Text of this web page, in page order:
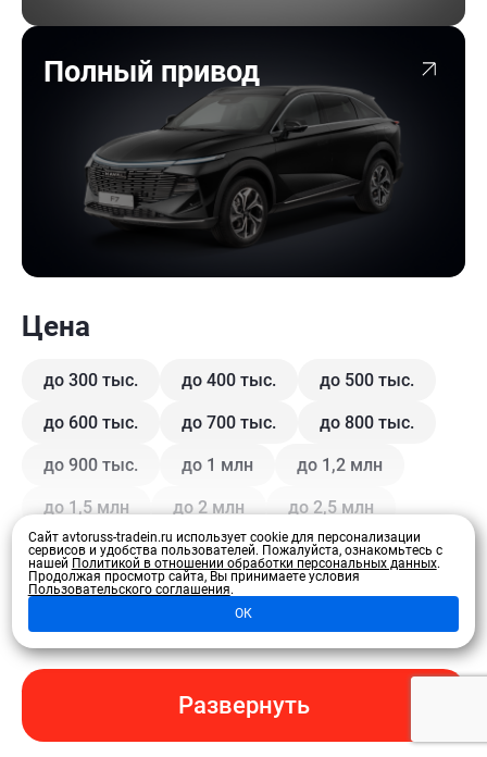
Полный привод
Цена
до 300 тыс. до 400 тыс. до 500 тыс.
до 600 тыс. до 700 тыс. до 800 тыс.
до 900 тыс. до 1 млн до 1,2 млн
до 1,5 млн до 2 млн до 2,5 млн
до 3 млн до 3,5 млн до 4 млн
Кузов
Купе Внедорожник Внедорожник 5 дв.
Хэтчбек 3 дв. Хэтчбек 5 дв.
Развернуть
Сайт avtoruss-tradein.ru использует cookie для персонализации
сервисов и удобства пользователей. Пожалуйста, ознакомьтесь с
нашей Политикой в отношении обработки персональных данных.
Продолжая просмотр сайта, Вы принимаете условия
Пользовательского соглашения.
ОК